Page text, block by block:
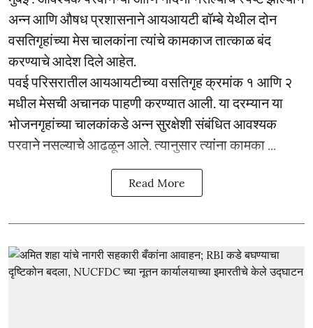
अन्न आणि औषध प्रशासनाने आयआयटी बॉम्बे येथील दोन
वसतिगृहांच्या मेस चालकांना त्यांचे कामकाज तात्काळ बंद
करण्याचे आदेश दिले आहेत.
पवई परिसरातील आयआयटीच्या वसतिगृह क्रमांक १ आणि २
मधील मेसची अचानक पाहणी करण्यात आली. या दरम्यान या
भोजनगृहांच्या चालकांकडे अन्न सुरक्षेशी संबंधित आवश्यक
परवाने नसल्याचे आढळून आले. त्यानुसार त्यांना कामका ...
Read More